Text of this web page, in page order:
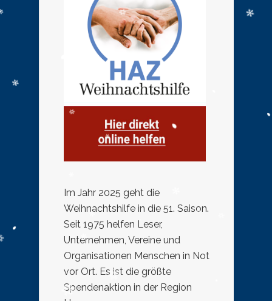
Im Jahr 2025 geht die
Weihnachtshilfe in die 51. Saison.
Seit 1975 helfen Leser,
Unternehmen, Vereine und
Organisationen Menschen in Not
vor Ort. Es ist die größte
Spendenaktion in der Region